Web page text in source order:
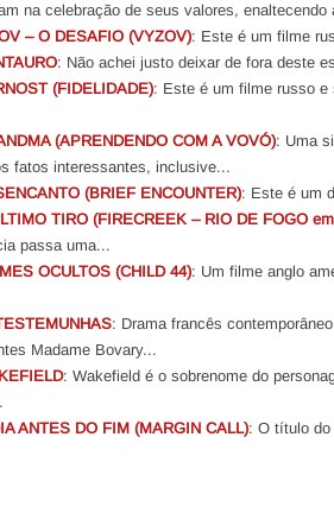
na celebração de seus valores, enaltecendo
– O DESAFIO (VYZOV): Este é um filme
: Não achei justo deixar de fora deste
(FIDELIDADE): Este é um filme russo e
(APRENDENDO COM A VOVÓ): Uma
fatos interessantes, inclusive...
(BRIEF ENCOUNTER): Este é um
TIRO (FIRECREEK – RIO DE FOGO
passa uma...
OCULTOS (CHILD 44): Um filme anglo
: Drama francês
Madame Bovary...
: Wakefield é o sobrenome do
ANTES DO FIM (MARGIN CALL): O título do